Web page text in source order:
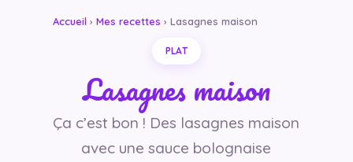
Accueil › Mes recettes › Lasagnes maison
PLAT
Lasagnes maison
Ça c’est bon ! Des lasagnes maison
avec une sauce bolognaise